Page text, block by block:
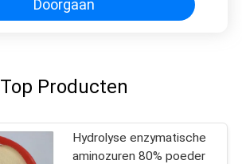
Doorgaan
Top Producten
Hydrolyse enzymatische
aminozuren 80% poeder